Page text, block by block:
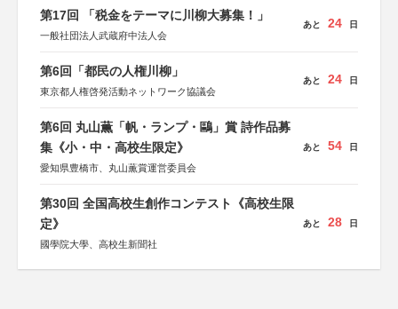
第17回 「税金をテーマに川柳大募集！」
一般社団法人武蔵府中法人会
あと 24 日
第6回「都民の人権川柳」
東京都人権啓発活動ネットワーク協議会
あと 24 日
第6回 丸山薫「帆・ランプ・鷗」賞 詩作品募
集《小・中・高校生限定》
愛知県豊橋市、丸山薫賞運営委員会
あと 54 日
第30回 全国高校生創作コンテスト《高校生限
定》
國學院大學、高校生新聞社
あと 28 日